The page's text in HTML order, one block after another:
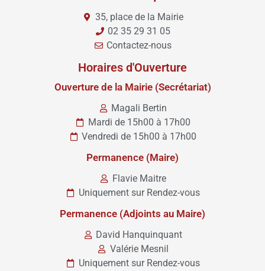
35, place de la Mairie
02 35 29 31 05
Contactez-nous
Horaires d'Ouverture
Ouverture de la Mairie (Secrétariat)
Magali Bertin
Mardi de 15h00 à 17h00
Vendredi de 15h00 à 17h00
Permanence (Maire)
Flavie Maitre
Uniquement sur Rendez-vous
Permanence (Adjoints au Maire)
David Hanquinquant
Valérie Mesnil
Uniquement sur Rendez-vous